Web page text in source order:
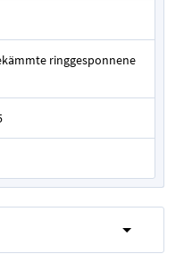
ringgesponnene